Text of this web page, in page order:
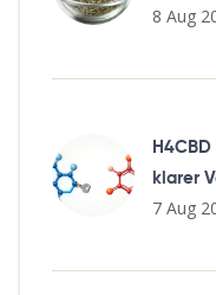
8 Aug
klarer
7 Aug